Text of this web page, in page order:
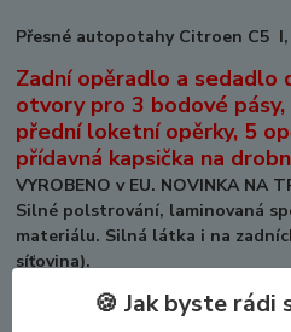
Přesné autopotahy Citroen C5 I,
Zadní opěradlo a sedadlo
otvory pro 3 bodové
přední loketní opěrky, 5
přídavná kapsička na
VYROBENO v EU. NOVINKA NA
Silné polstrování, laminovaná
materiálu. Silná látka i na
síťovina).
Při výrobě a zpracování střihů
🍪 Jak byste rádi